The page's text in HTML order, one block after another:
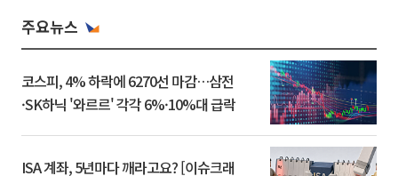
주요뉴스
코스피, 4% 하락에 6270선 마감…삼전
·SK하닉 '와르르' 각각 6%·10%대 급락
ISA 계좌, 5년마다 깨라고요? [이슈크래